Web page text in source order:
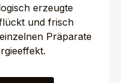
erzeugte
und frisch
Präparate